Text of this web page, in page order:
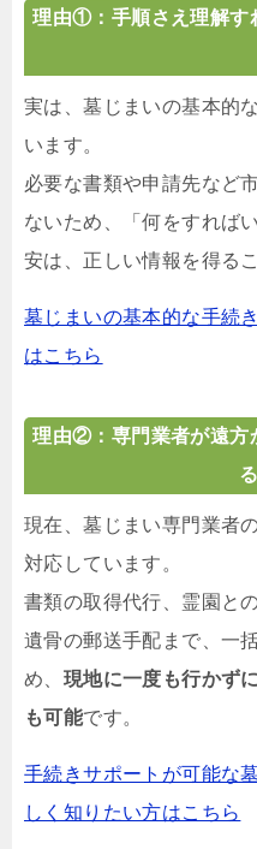
理由①：手順さえ理解す
実は、墓じまいの基本的
います。
必要な書類や申請先など
ないため、「何をすれば
安は、正しい情報を得る
墓じまいの基本的な手続
はこちら
理由②：専門業者が遠方
現在、墓じまい専門業者
対応しています。
書類の取得代行、霊園と
遺骨の郵送手配まで、一
め、 現地に一度も行かず
も可能です。
手続きサポートが可能な
しく知りたい方はこちら